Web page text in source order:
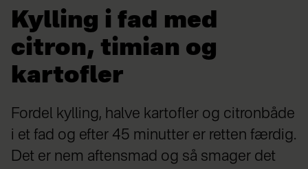
Kylling i fad med
citron, timian og
kartofler
Fordel kylling, halve kartofler og citronbåde
i et fad og efter 45 minutter er retten færdig.
Det er nem aftensmad og så smager det